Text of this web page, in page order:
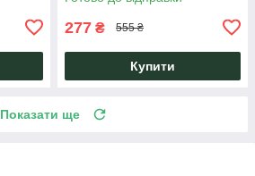
277 ₴ 555 ₴
Купити
Показати ще